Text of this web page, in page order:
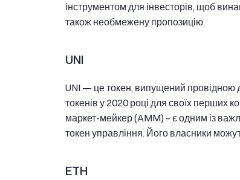
інструментом для інвесторів, щоб
також необмежену пропозицію.
UNI
UNI — це токен, випущений провідною
токенів у 2020 році для своїх перших
маркет-мейкер (AMM) – є одним із
токен управління. Його власники
ETH